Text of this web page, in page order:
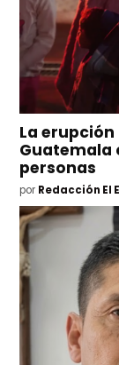
La erupción
Guatemala
personas
por Redacción El